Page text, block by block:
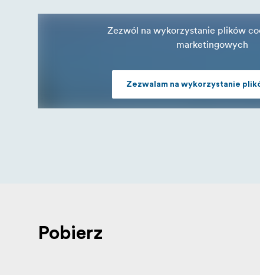
Zezwól na wykorzystanie plików
marketingowych
Zezwalam na wykorzystanie
Pobierz